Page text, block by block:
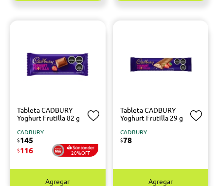
Tableta CADBURY
Yoghurt Frutilla 82 g
CADBURY
$145
$116 20%OFF
Agregar
Tableta CADBURY
Yoghurt Frutilla 29 g
CADBURY
$78
Agregar